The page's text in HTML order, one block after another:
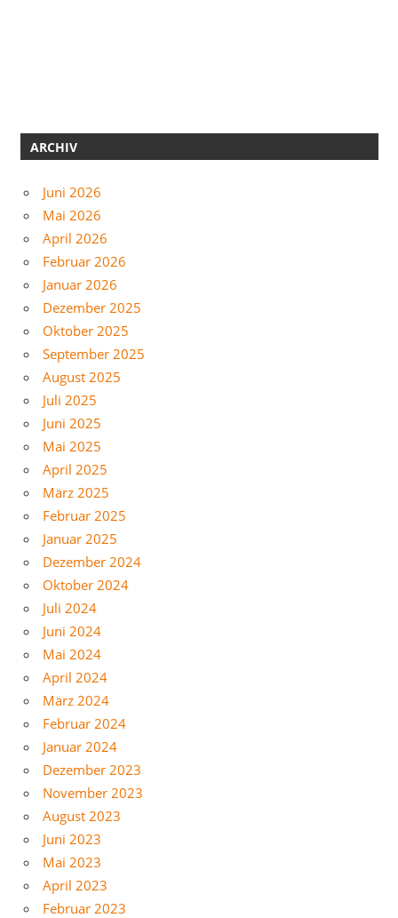
ARCHIV
Juni 2026
Mai 2026
April 2026
Februar 2026
Januar 2026
Dezember 2025
Oktober 2025
September 2025
August 2025
Juli 2025
Juni 2025
Mai 2025
April 2025
März 2025
Februar 2025
Januar 2025
Dezember 2024
Oktober 2024
Juli 2024
Juni 2024
Mai 2024
April 2024
März 2024
Februar 2024
Januar 2024
Dezember 2023
November 2023
August 2023
Juni 2023
Mai 2023
April 2023
Februar 2023